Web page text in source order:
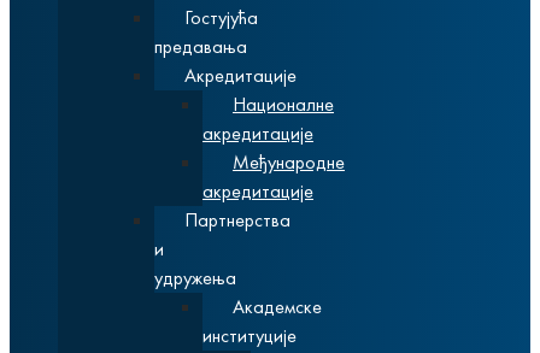
Гостујућа
предавања
Акредитације
Националне
акредитације
Међународне
акредитације
Партнерства
и
удружења
Академске
институције